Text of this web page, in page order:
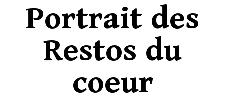
Portrait des
Restos du
coeur